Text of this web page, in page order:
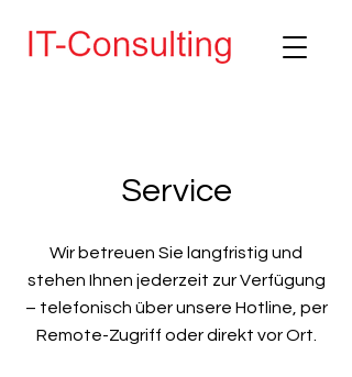
Service
Wir betreuen Sie langfristig und
stehen Ihnen jederzeit zur Verfügung
– telefonisch über unsere Hotline, per
Remote-Zugriff oder direkt vor Ort.